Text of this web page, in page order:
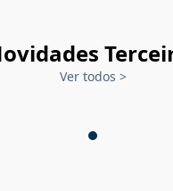
Ver todos >